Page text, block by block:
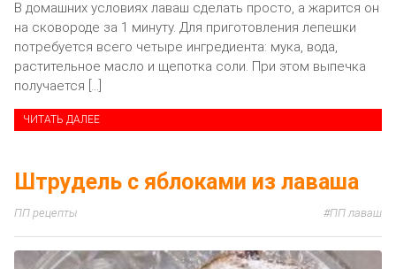
В домашних условиях лаваш сделать просто, а жарится он
на сковороде за 1 минуту. Для приготовления лепешки
потребуется всего четыре ингредиента: мука, вода,
растительное масло и щепотка соли. При этом выпечка
получается […]
ЧИТАТЬ ДАЛЕЕ
Штрудель с яблоками из лаваша
ПП рецепты ПП лаваш